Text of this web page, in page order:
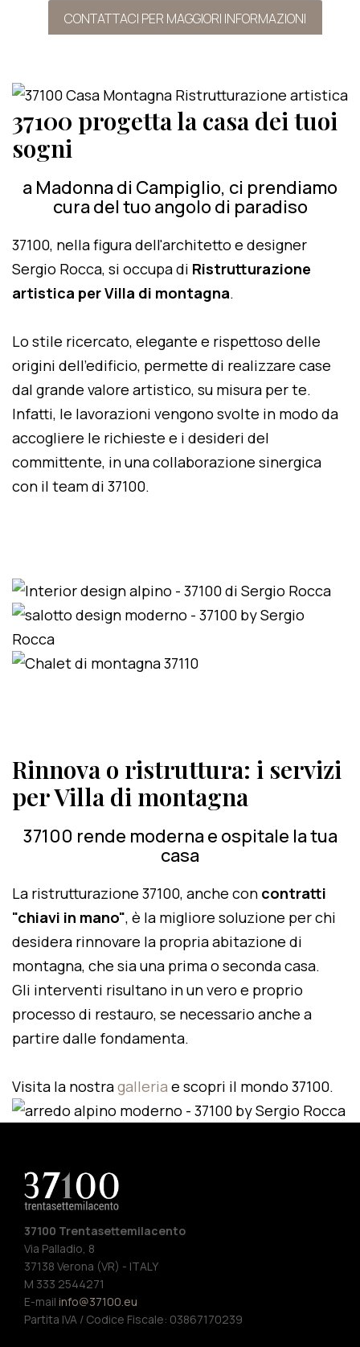
CONTATTACI PER MAGGIORI INFORMAZIONI
37100 progetta la casa dei tuoi
sogni
a Madonna di Campiglio, ci prendiamo
cura del tuo angolo di paradiso
37100, nella figura dell'architetto e designer
Sergio Rocca, si occupa di Ristrutturazione
artistica per Villa di montagna.
Lo stile ricercato, elegante e rispettoso delle
origini dell'edificio, permette di realizzare case
dal grande valore artistico, su misura per te.
Infatti, le lavorazioni vengono svolte in modo da
accogliere le richieste e i desideri del
committente, in una collaborazione sinergica
con il team di 37100.
Rinnova o ristruttura: i servizi
per Villa di montagna
37100 rende moderna e ospitale la tua
casa
La ristrutturazione 37100, anche con contratti
"chiavi in mano", è la migliore soluzione per chi
desidera rinnovare la propria abitazione di
montagna, che sia una prima o seconda casa.
Gli interventi risultano in un vero e proprio
processo di restauro, se necessario anche a
partire dalle fondamenta.
Visita la nostragalleria e scopri il mondo 37100.
37100 Trentasettemilacento
Via Palladio, 8
37138 Verona (VR) - ITALY
M 333 2544271
E-mail info@37100.eu
Partita IVA / Codice Fiscale: 03867170239